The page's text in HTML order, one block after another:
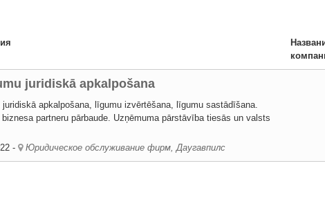
juridiskā apkalpošana
juridiskā apkalpošana, līgumu izvērtēšana, līgumu sastādīšana.
biznesa partneru pārbaude. Uzņēmuma pārstāvība tiesās un valsts
- Юридическое обслуживание фирм, Даугавпилс